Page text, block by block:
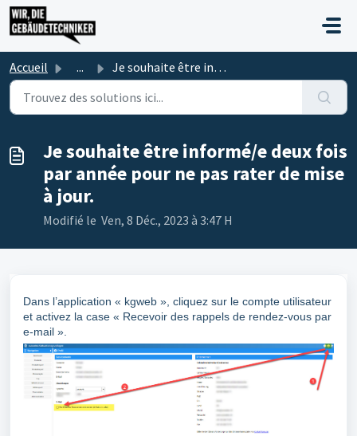
Passer au contenu principal
Accueil ... Je souhaite être informé/e deux fois par année pour ne pa...
Je souhaite être informé/e deux fois
par année pour ne pas rater de mise
à jour.
Modifié le Ven, 8 Déc., 2023 à 3:47 H
Dans l’application « kgweb », cliquez sur le compte utilisateur
et activez la case « Recevoir des rappels de rendez-vous par
e-mail ».